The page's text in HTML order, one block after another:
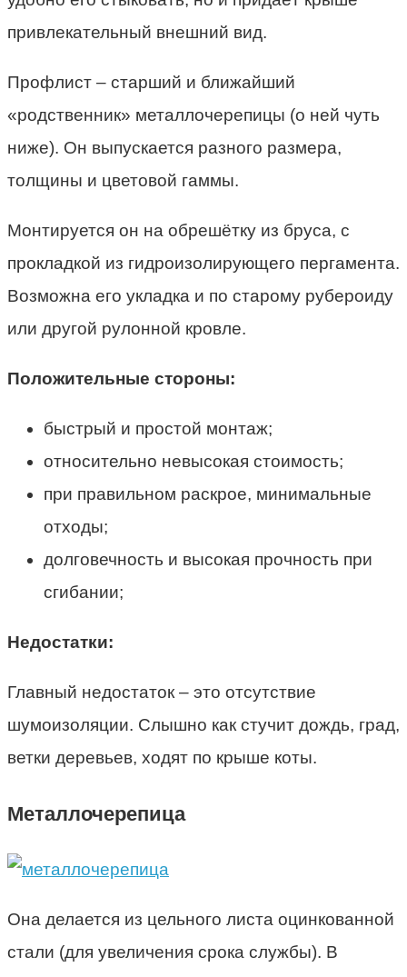
привлекательный внешний вид.
Профлист – старший и ближайший
«родственник» металлочерепицы (о ней чуть
ниже). Он выпускается разного размера,
толщины и цветовой гаммы.
Монтируется он на обрешётку из бруса, с
прокладкой из гидроизолирующего пергамента.
Возможна его укладка и по старому рубероиду
или другой рулонной кровле.
Положительные стороны:
быстрый и простой монтаж;
относительно невысокая стоимость;
при правильном раскрое, минимальные
отходы;
долговечность и высокая прочность при
сгибании;
Недостатки:
Главный недостаток – это отсутствие
шумоизоляции. Слышно как стучит дождь, град,
ветки деревьев, ходят по крыше коты.
Металлочерепица
Она делается из цельного листа оцинкованной
стали (для увеличения срока службы). В